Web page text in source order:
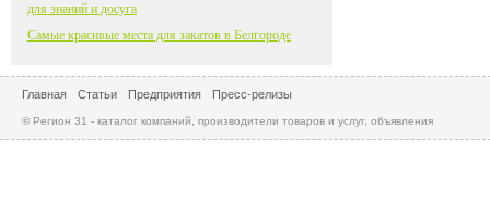
для знаний и досуга
Самые красивые места для закатов в Белгороде
Главная Статьи Предприятия Пресс-релизы
© Регион 31 - каталог компаний, производители товаров и услуг, объявления